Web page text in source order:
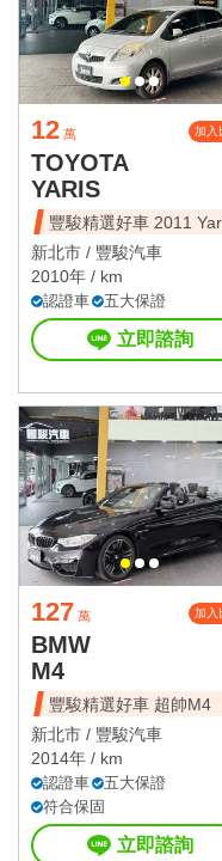
12 萬 加入
TOYOTA
YARIS
豐駿精選好車 2011
新北市 / 豐駿汽車
2010年 / km
認證車 五大保證
立即諮詢
127 萬 加入
BMW
M4
豐駿精選好車 超帥M4
新北市 / 豐駿汽車
2014年 / km
認證車
五大保證
符合保固
立即諮詢